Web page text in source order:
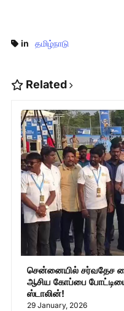
in தமிழ்நாடு
Related
சென்னையில் சர்வதேச
ஆசிய கோப்பை
ஸ்டாலின்!
29 January, 2026